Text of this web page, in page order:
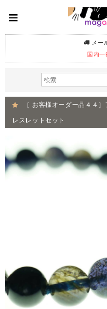
メー
国内
［ お客様オーダー品４４
レスレットセット